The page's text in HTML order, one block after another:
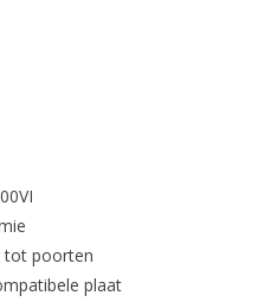
tot poorten
plaat